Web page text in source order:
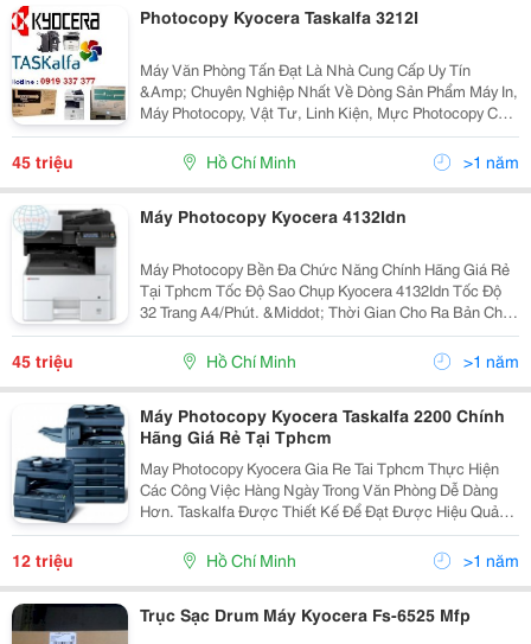
Photocopy Kyocera Taskalfa 3212I
Máy Văn Phòng Tấn Đạt Là Nhà Cung Cấp Uy Tín
&Amp; Chuyên Nghiệp Nhất Về Dòng Sản Phẩm Máy In,
Máy Photocopy, Vật Tư, Linh Kiện, Mực Photocopy Của
Nhật Như : Kyocera (Mita )Taskalfa, Xerox, Ricoh, Hp
Mfp, Toshiba Tại Tp Hcm Thời Buổi Kinh Tế...
45 triệu Hồ Chí Minh >1 năm
Máy Photocopy Kyocera 4132Idn
Máy Photocopy Bền Đa Chức Năng Chính Hãng Giá Rẻ
Tại Tphcm Tốc Độ Sao Chụp Kyocera 4132Idn Tốc Độ
32 Trang A4/Phút. &Middot; Thời Gian Cho Ra Bản Chụp
Đầu Tiên Dưới 5,7 Giây. &Middot; Bộ Đảo Mặt Bản
Chụp (Chọn Thêm) Giúp Bạn Tiết Kiệm Hơn. ...
45 triệu Hồ Chí Minh >1 năm
Máy Photocopy Kyocera Taskalfa 2200 Chính
Hãng Giá Rẻ Tại Tphcm
May Photocopy Kyocera Gia Re Tai Tphcm Thực Hiện
Các Công Việc Hàng Ngày Trong Văn Phòng Dễ Dàng
Hơn. Taskalfa Được Thiết Kế Để Đạt Được Hiệu Quả
Lớn Nhất Trong Công Việc. Thiết Kế Mới Của Taskalfa
180 Và Taskalfa 220 Sẽ Giúp Bạn Sử Dụng Dễ Dàng...
12 triệu Hồ Chí Minh >1 năm
Trục Sạc Drum Máy Kyocera Fs-6525 Mfp